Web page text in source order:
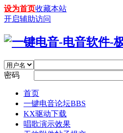
设为首页收藏本站
开启辅助访问
密码
首页
一键电音论坛BBS
KX驱动下载
唱歌演示效果